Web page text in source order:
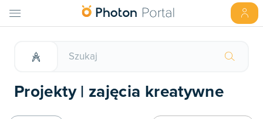
Projekty | zajęcia kreatywne